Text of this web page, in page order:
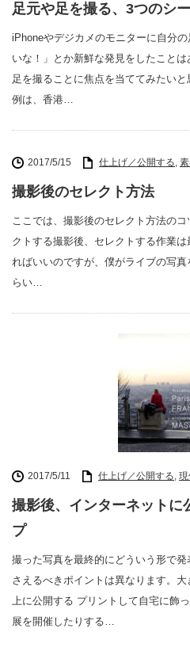
足元や足を撮る、3つのシ
iPhoneやデジカメのモニターに自分
いな！」とか新鮮な発見をしたこと
足を撮ることに焦点を当ててみたい
例は、香港…
2017/5/15 仕上げ／公開する,
撮影後のセレクト方法
ここでは、撮影後のセレクト方法の
クトする撮影後、セレクトする作業
ればいいのですが、僕がライブの写真
らい…
2017/5/11 仕上げ／公開する, 現
撮影後、インターネットに
プ
撮った写真を最終的にどういう形で
さえるべきポイントは異なります。
上に公開する プリントして自宅に飾
展を開催したりする…